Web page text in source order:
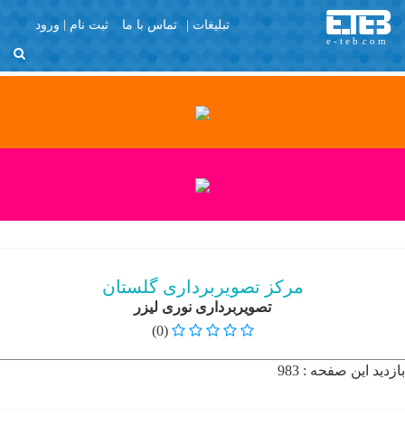
منو
Join Us
تصویربرداری
پروفایل عمومی
تبلیغات
ورود ثبت نام تماس با ما تبلیغات |
مرکز تصویربرداری گلستان
تصویربرداری نوری لیزر
(0)
بازدید این صفحه : 983